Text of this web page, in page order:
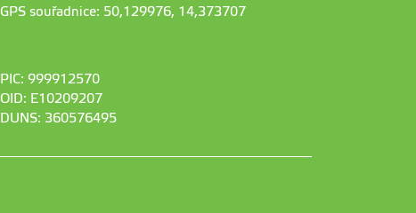
GPS souřadnice: 50,129976, 14,373707
PIC: 999912570
OID: E10209207
DUNS: 360576495